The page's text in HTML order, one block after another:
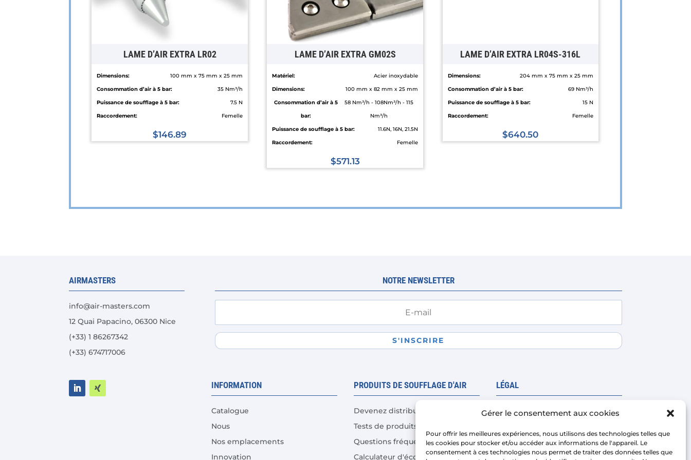
Gérer le consentement aux cookies
Pour offrir les meilleures expériences, nous utilisons des technologies telles que
les cookies pour stocker et/ou accéder aux informations de l'appareil. Le
consentement à ces technologies nous permet de traiter des données telles que
LAME D’AIR EXTRA LR02
Dimensions:
100 mm x 75 mm x 25 mm
Consommation d’air à 5 bar:
35 Nm³/h
Puissance de soufflage à 5 bar:
7.5 N
Raccordement:
Femelle
$146.89
LAME D’AIR EXTRA GM02S
Matériel:
Acier inoxydable
Dimensions:
100 mm x 82 mm x 25 mm
Consommation d’air à 5
bar:
58 Nm³/h - 108Nm³/h - 115
Nm³/h
Puissance de soufflage à 5 bar:
11.6N, 16N, 21.5N
Raccordement:
Femelle
$571.13
choisies
page
du
LAME D’AIR EXTRA LR04S-316L
Dimensions:
204 mm x 75 mm x 25 mm
Consommation d’air à 5 bar:
69 Nm³/h
Puissance de soufflage à 5 bar:
15 N
Raccordement:
Femelle
$640.50
AIRMASTERS
info@air-masters.com
12 Quai Papacino, 06300 Nice
(+33) 1 86267342
(+33) 674717006
NOTRE NEWSLETTER
S'INSCRIRE
INFORMATION
Catalogue
Nous
Nos emplacements
Innovation
PRODUITS DE SOUFFLAGE D'AIR
Devenez distributeur
Tests de produits
Questions fréquentes
Calculateur d'économies de coûts
LÉGAL
Avis juridique
Conditions de vente de la
plateforme